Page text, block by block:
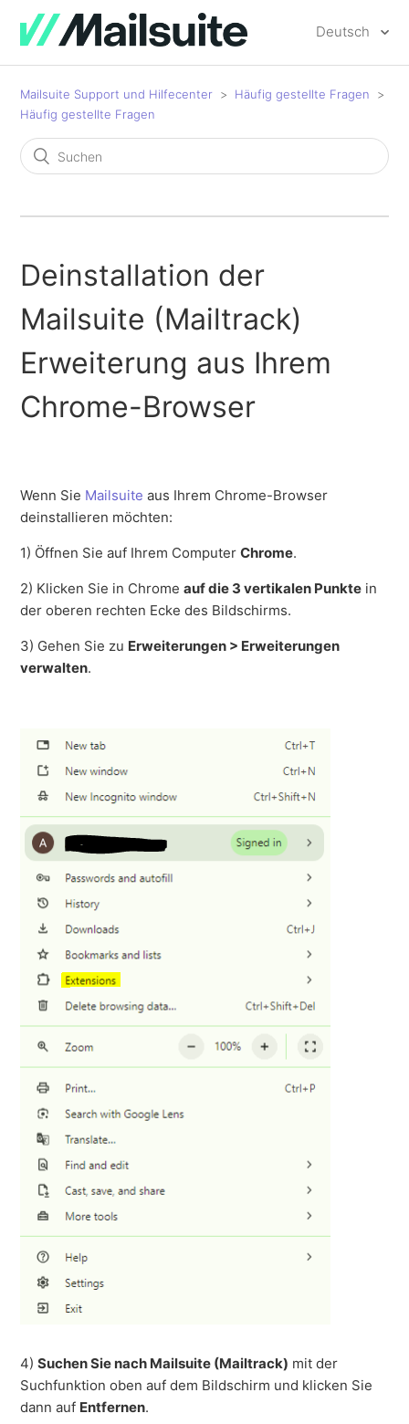
Deutsch
Mailsuite Support und Hilfecenter
Häufig gestellte Fragen
Häufig gestellte Fragen
Deinstallation der
Mailsuite (Mailtrack)
Erweiterung aus Ihrem
Chrome-Browser
Wenn Sie Mailsuite aus Ihrem Chrome-Browser
deinstallieren möchten:
1) Öffnen Sie auf Ihrem ComputerChrome.
2) Klicken Sie in Chromeauf die 3 vertikalen Punkte in
der oberen rechten Ecke des Bildschirms.
3) Gehen Sie zu Erweiterungen > Erweiterungen
verwalten.
4)Suchen Sie nach Mailsuite (Mailtrack) mit der
Suchfunktion oben auf dem Bildschirm und klicken Sie
dann auf Entfernen.